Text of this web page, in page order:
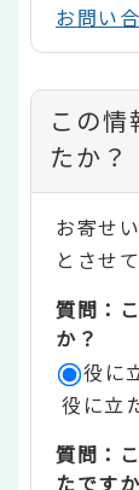
お問い
コ
ン
テ
ン
ツ
評
価
リ
この
たか？
お寄せ
とさせ
質問：
か？
役に
役に立
質問：
たです